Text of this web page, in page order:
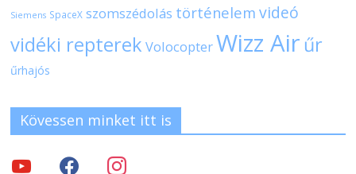
Siemens SpaceX szomszédolás történelem videó
vidéki repterek VolocopterWizz Air űr
űrhajós
Kövessen minket itt is